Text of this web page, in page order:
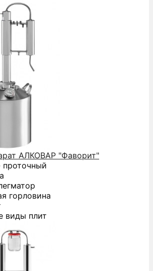
АЛКОВАР "Фаворит"
проточный
горловина
виды плит